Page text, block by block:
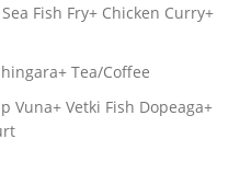
Fish Fry+ Chicken Curry+
Tea/Coffee
Vuna+ Vetki Fish Dopeaga+